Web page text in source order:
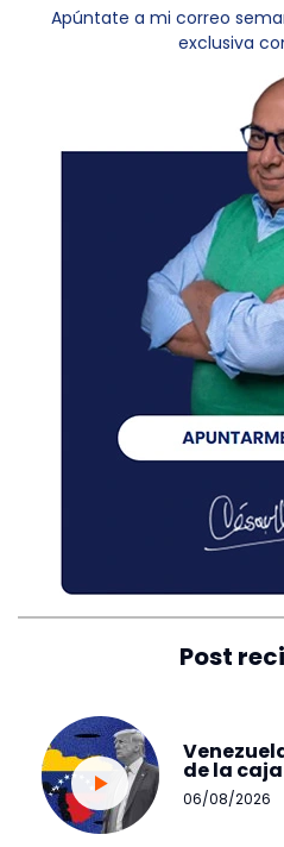
Apúntate a mi correo
exclusiva
Post
de la
06/08/2026